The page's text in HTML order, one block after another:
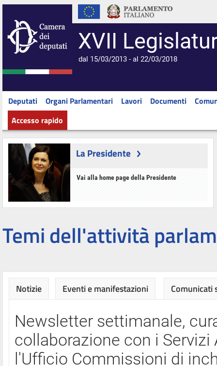
XVII
dal 15/03/2013 - al 22/03/2018
Deputati Organi Parlamentari Lavori Documenti
Accesso rapido
La Presidente
Vai alla home page della Presidente
Temi dell'attività
Notizie Eventi e manifestazioni Comunicati
Newsletter settimanale,
collaborazione con i
l'Ufficio Commissioni di